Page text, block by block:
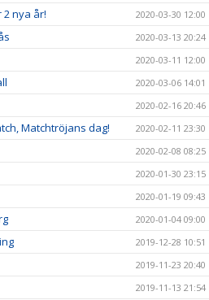
nya år! 2020-03-30 12:00
2020-03-13 20:24
2020-03-11 12:00
2020-03-06 14:01
2020-02-16 20:46
Matchtröjans dag! 2020-02-11 23:30
2020-02-08 08:25
2020-01-30 23:15
2020-01-19 09:43
2020-01-04 09:00
2019-12-28 10:51
2019-11-23 20:40
2019-11-13 21:54